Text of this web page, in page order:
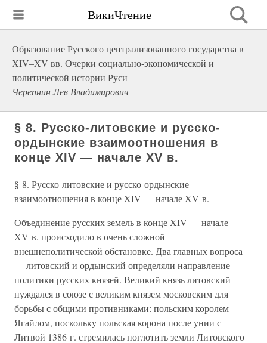
ВикиЧтение
Образование Русского централизованного государства в
XIV–XV вв. Очерки социально-экономической и
политической истории Руси
Черепнин Лев Владимирович
§ 8. Русско-литовские и русско-
ордынские взаимоотношения в
конце XIV — начале XV в.
§ 8. Русско-литовские и русско-ордынские
взаимоотношения в конце XIV — начале XV в.
Объединение русских земель в конце XIV — начале
XV в. происходило в очень сложной
внешнеполитической обстановке. Два главных вопроса
— литовский и ордынский определяли направление
политики русских князей. Великий князь литовский
нуждался в союзе с великим князем московским для
борьбы с общими противниками: польским королем
Ягайлом, поскольку польская корона после унии с
Литвой 1386 г. стремилась поглотить земли Литовского